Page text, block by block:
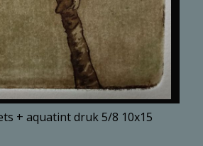
+ aquatint druk 5/8 10x15